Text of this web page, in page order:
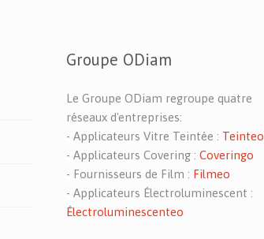
Groupe ODiam
Le Groupe ODiam regroupe quatre
réseaux d'entreprises:
- Applicateurs Vitre Teintée : Teinteo
- Applicateurs Covering :Coveringo
- Fournisseurs de Film : Filmeo
- Applicateurs Électroluminescent :
Électroluminescenteo